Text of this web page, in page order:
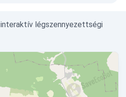
légszennyezettségi